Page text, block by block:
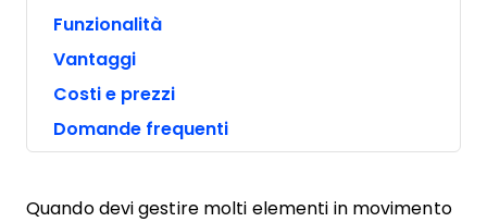
Funzionalità
Vantaggi
Costi e prezzi
Domande frequenti
Quando devi gestire molti elementi in movimento